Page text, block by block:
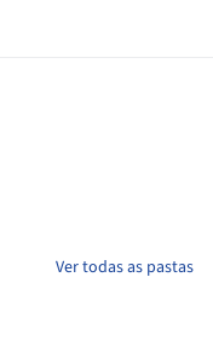
Ver todas as pastas